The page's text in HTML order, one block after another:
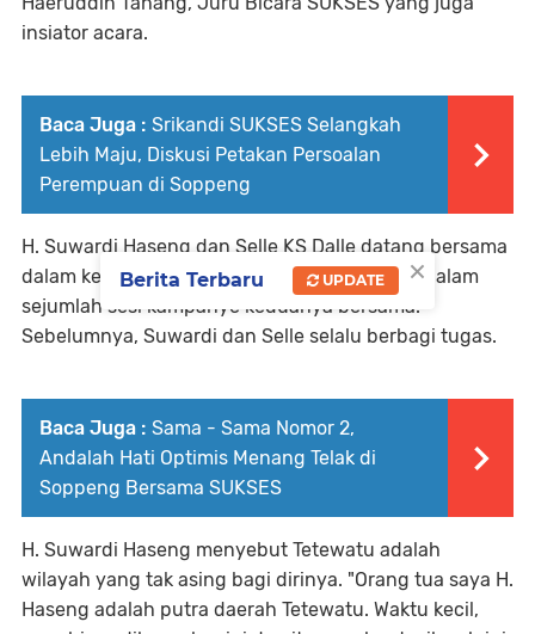
insiator acara.
Baca Juga : Srikandi SUKSES Selangkah
Lebih Maju, Diskusi Petakan Persoalan
Perempuan di Soppeng
H. Suwardi Haseng dan Selle KS Dalle datang bersama
dalam kegiatan itu. Ini untuk pertamakalinya dalam
sejumlah sesi kampanye keduanya bersama.
Sebelumnya, Suwardi dan Selle selalu berbagi tugas.
Baca Juga : Sama - Sama Nomor 2,
Andalah Hati Optimis Menang Telak di
Soppeng Bersama SUKSES
H. Suwardi Haseng menyebut Tetewatu adalah
wilayah yang tak asing bagi dirinya. "Orang tua saya H.
Haseng adalah putra daerah Tetewatu. Waktu kecil,
×
Berita Terbaru UPDATE